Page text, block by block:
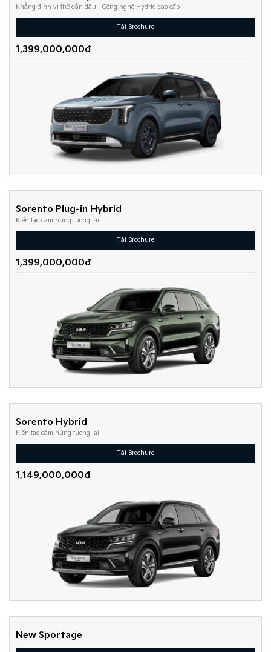
Khẳng định vị thế dẫn đầu - Công nghệ Hydrid cao cấp
Tải Brochure
1,399,000,000đ
Sorento Plug-in Hybrid
Kiến tạo cảm hứng tương lai
Tải Brochure
1,399,000,000đ
Sorento Hybrid
Kiến tạo cảm hứng tương lai
Tải Brochure
1,149,000,000đ
New Sportage